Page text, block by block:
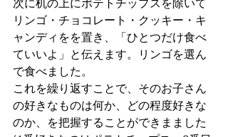
リンゴ・チョコレート・クッキー・キ
ャンディをを置き、「ひとつだけ食べ
ていいよ」と伝えます。リンゴを選ん
で食べました。
これを繰り返すことで、そのお子さん
の好きなものは何か、どの程度好きな
のか、を把握することができまました